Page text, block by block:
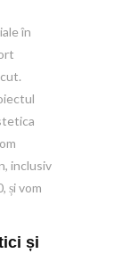
în
inclusiv
și vom
și